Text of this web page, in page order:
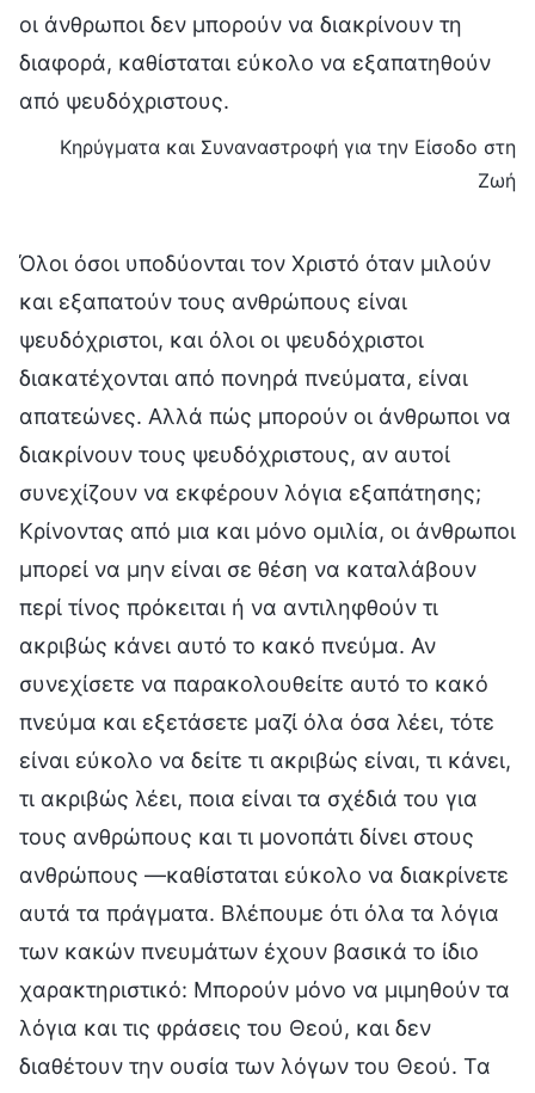
οι άνθρωποι δεν μπορούν να διακρίνουν τη
διαφορά, καθίσταται εύκολο να εξαπατηθούν
από ψευδόχριστους.
Κηρύγματα και Συναναστροφή για την Είσοδο στη
Ζωή
Όλοι όσοι υποδύονται τον Χριστό όταν μιλούν
και εξαπατούν τους ανθρώπους είναι
ψευδόχριστοι, και όλοι οι ψευδόχριστοι
διακατέχονται από πονηρά πνεύματα, είναι
απατεώνες. Αλλά πώς μπορούν οι άνθρωποι να
διακρίνουν τους ψευδόχριστους, αν αυτοί
συνεχίζουν να εκφέρουν λόγια εξαπάτησης;
Κρίνοντας από μια και μόνο ομιλία, οι άνθρωποι
μπορεί να μην είναι σε θέση να καταλάβουν
περί τίνος πρόκειται ή να αντιληφθούν τι
ακριβώς κάνει αυτό το κακό πνεύμα. Αν
συνεχίσετε να παρακολουθείτε αυτό το κακό
πνεύμα και εξετάσετε μαζί όλα όσα λέει, τότε
είναι εύκολο να δείτε τι ακριβώς είναι, τι κάνει,
τι ακριβώς λέει, ποια είναι τα σχέδιά του για
τους ανθρώπους και τι μονοπάτι δίνει στους
ανθρώπους —καθίσταται εύκολο να διακρίνετε
αυτά τα πράγματα. Βλέπουμε ότι όλα τα λόγια
των κακών πνευμάτων έχουν βασικά το ίδιο
χαρακτηριστικό: Μπορούν μόνο να μιμηθούν τα
λόγια και τις φράσεις του Θεού, και δεν
διαθέτουν την ουσία των λόγων του Θεού. Τα